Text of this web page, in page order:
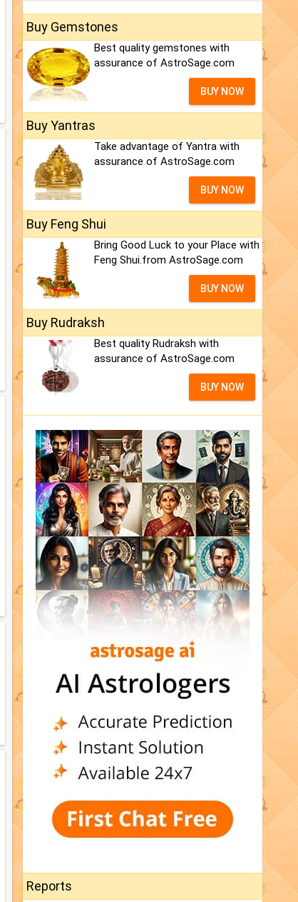
Buy Gemstones
Best quality gemstones with
assurance of AstroSage.com
BUY NOW
Buy Yantras
Take advantage of Yantra with
assurance of AstroSage.com
BUY NOW
Buy Feng Shui
Bring Good Luck to your Place with
Feng Shui.from AstroSage.com
BUY NOW
Buy Rudraksh
Best quality Rudraksh with
assurance of AstroSage.com
BUY NOW
Reports